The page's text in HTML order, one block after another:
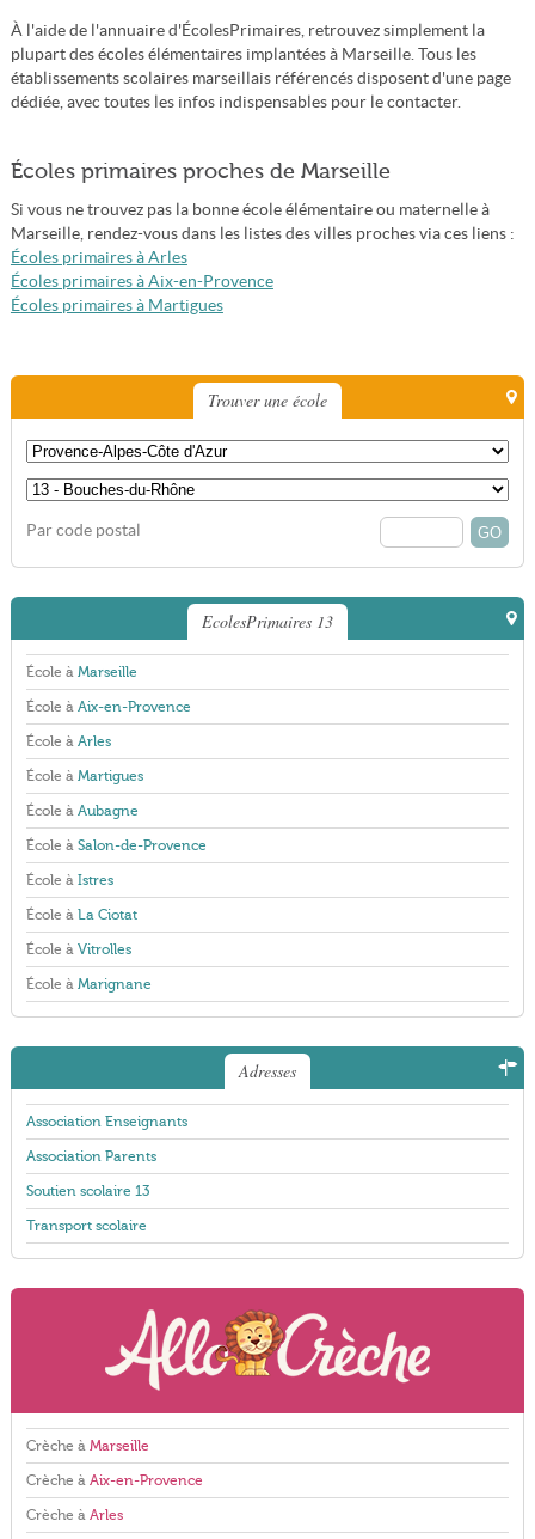
À l'aide de l'annuaire d'ÉcolesPrimaires, retrouvez simplement la
plupart des écoles élémentaires implantées à Marseille. Tous les
établissements scolaires marseillais référencés disposent d'une page
dédiée, avec toutes les infos indispensables pour le contacter.
Écoles primaires proches de Marseille
Si vous ne trouvez pas la bonne école élémentaire ou maternelle à
Marseille, rendez-vous dans les listes des villes proches via ces liens :
Écoles primaires à Arles
Écoles primaires à Aix-en-Provence
Écoles primaires à Martigues
Trouver une école
Par code postal
EcolesPrimaires 13
École à Marseille
École à Aix-en-Provence
École à Arles
École à Martigues
École à Aubagne
École à Salon-de-Provence
École à Istres
École à La Ciotat
École à Vitrolles
École à Marignane
Adresses
Association Enseignants
Association Parents
Soutien scolaire 13
Transport scolaire
Crèche à Marseille
Crèche à Aix-en-Provence
Crèche à Arles